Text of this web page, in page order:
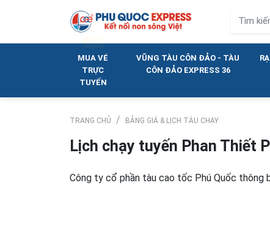
MUA VÉ
TRỰC
TUYẾN
VŨNG TÀU CÔN ĐẢO - TÀU
CÔN ĐẢO EXPRESS 36
TRANG CHỦ BẢNG GIÁ & LỊCH TÀU CHẠY
Lịch chạy tuyến Phan Thiết
Công ty cổ phần tàu cao tốc Phú Quốc thông